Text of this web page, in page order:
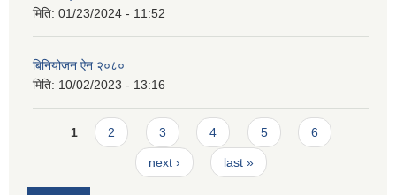
मिति: 01/23/2024 - 11:52
बिनियोजन ऐन २०८०
मिति: 10/02/2023 - 13:16
Pages
1 2 3 4 5 6
next › last »